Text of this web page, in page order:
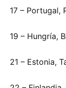
17 – Portugal,
19 – Hungría,
21 – Estonia,